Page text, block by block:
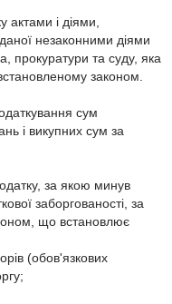
актами і діями,
незаконними діями
прокуратури та суду, яка
законом.
сум
і викупних сум за
за якою минув
заборгованості, за
що встановлює
(обов'язкових